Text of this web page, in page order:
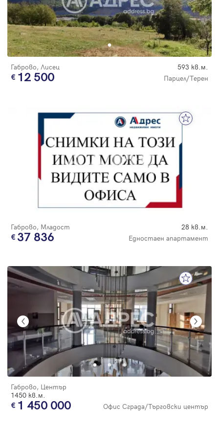
Габрово, Лисец 593 кв.м.
12 500 Парцел/Терен
Габрово, Младост 28 кв.м.
37 836 Едностаен апартамент
Габрово, Център
1450 кв.м.
1 450 000 Офис Сграда/Търговски център